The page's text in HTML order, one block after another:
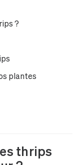
?
plantes
thrips